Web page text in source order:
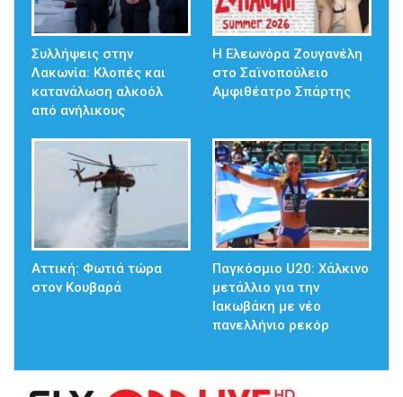
Συλλήψεις στην
Λακωνία: Κλοπές και
κατανάλωση αλκοόλ
από ανήλικους
Η Ελεωνόρα Ζουγανέλη
στο Σαϊνοπούλειο
Αμφιθέατρο Σπάρτης
Αττική: Φωτιά τώρα
στον Κουβαρά
Παγκόσμιο U20: Χάλκινο
μετάλλιο για την
Ιακωβάκη με νέο
πανελλήνιο ρεκόρ